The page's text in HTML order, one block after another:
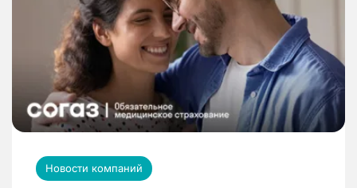
Новости компаний